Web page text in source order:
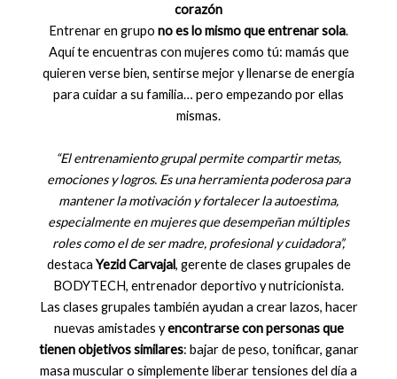
corazón
Entrenar en grupo no es lo mismo que entrenar sola.
Aquí te encuentras con mujeres como tú: mamás que
quieren verse bien, sentirse mejor y llenarse de energía
para cuidar a su familia… pero empezando por ellas
mismas.
“El entrenamiento grupal permite compartir metas,
emociones y logros. Es una herramienta poderosa para
mantener la motivación y fortalecer la autoestima,
especialmente en mujeres que desempeñan múltiples
roles como el de ser madre, profesional y cuidadora”,
destaca Yezid Carvajal, gerente de clases grupales de
BODYTECH, entrenador deportivo y nutricionista.
Las clases grupales también ayudan a crear lazos, hacer
nuevas amistades yencontrarse con personas que
tienen objetivos similares: bajar de peso, tonificar, ganar
masa muscular o simplemente liberar tensiones del día a